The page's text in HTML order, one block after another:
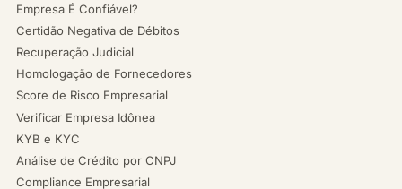
Empresa É Confiável?
Certidão Negativa de Débitos
Recuperação Judicial
Homologação de Fornecedores
Score de Risco Empresarial
Verificar Empresa Idônea
KYB e KYC
Análise de Crédito por CNPJ
Compliance Empresarial